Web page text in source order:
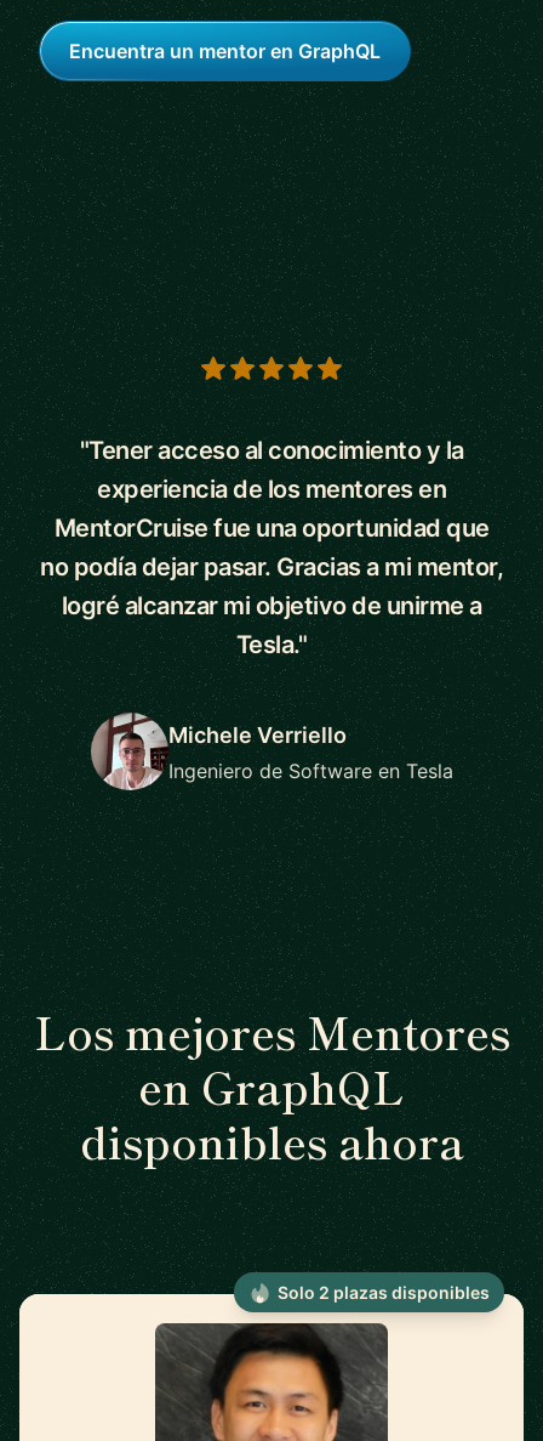
Encuentra un mentor en GraphQL
5 out of 5 stars
"Tener acceso al conocimiento y la
experiencia de los mentores en
MentorCruise fue una oportunidad que
no podía dejar pasar. Gracias a mi mentor,
logré alcanzar mi objetivo de unirme a
Tesla."
Michele Verriello
Ingeniero de Software en Tesla
Los mejores Mentores
en GraphQL
disponibles ahora
Solo 2 plazas disponibles